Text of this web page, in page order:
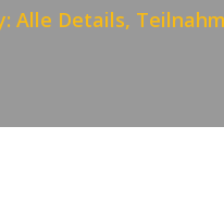
Alle Details,